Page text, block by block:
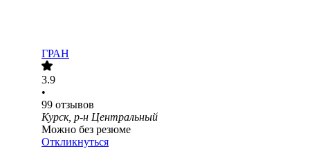
ГРАН
3.9
•
99 отзывов
Курск, р-н Центральный
Можно без резюме
Откликнуться